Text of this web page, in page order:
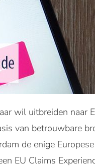
wil uitbreiden naar
van betrouwbare
de enige
EU Claims